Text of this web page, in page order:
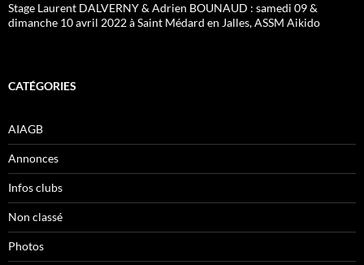
Stage Laurent DALVERNY & Adrien BOUNAUD : samedi 09 &
dimanche 10 avril 2022 à Saint Médard en Jalles, ASSM Aikido
CATÉGORIES
AIAGB
Annonces
Infos clubs
Non classé
Photos